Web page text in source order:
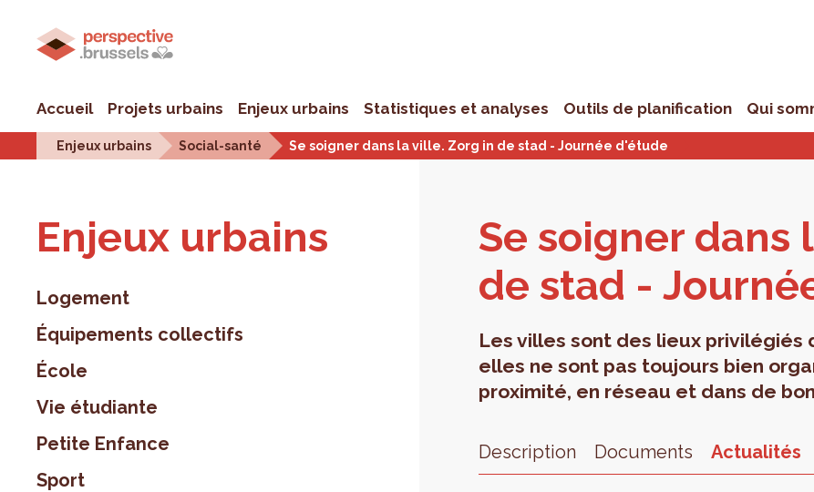
Accueil Projets urbains Enjeux urbains Statistiques et analyses Outils de planification Qui
Enjeux urbains Social-santé Se soigner dans la ville. Zorg in de stad - Journée d'étude
Enjeux urbains
Logement
Équipements collectifs
École
Vie étudiante
Petite Enfance
Sport
Se soi­gner dans
de stad -
Les villes sont des lieux privilégiés
elles ne sont pas toujours bien
proximité, en réseau et dans de
Description Documents Actualités